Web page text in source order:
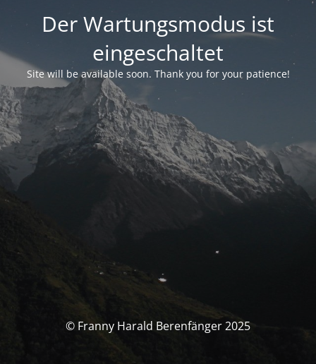
Der Wartungsmodus ist
eingeschaltet
Site will be available soon. Thank you for your patience!
© Franny Harald Berenfänger 2025